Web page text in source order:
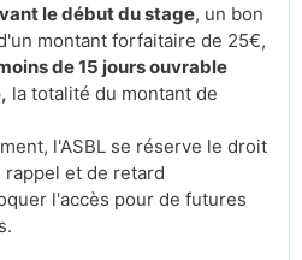
le début du stage, un bon
montant forfaitaire de 25€,
de 15 jours ouvrable
la totalité du montant de
l'ASBL se réserve le droit
et de retard
l'accès pour de futures